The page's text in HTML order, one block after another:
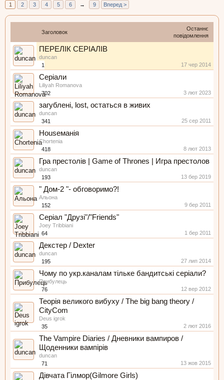
1 2 3 4 5 6 → 9 Вперед >
Заголовок
Останнє
повідомлення
ПЕРЕЛІК СЕРІАЛІВ
duncan
1
17 чер 2014
Серіали
Liliyah Romanova
702
3 лют 2023
загублені, lost, остаться в живих
duncan
341
25 сер 2011
Houseманія
Chortenia
418
8 лют 2013
Гра престолів | Game of Thrones | Игра престолов
duncan
193
13 бер 2019
" Дом-2 "- обговоримо?!
Альона
152
9 бер 2011
Серіал "Друзі"/"Friends"
Joey Tribbiani
64
1 бер 2011
Декстер / Dexter
duncan
195
27 лип 2014
Чому по укр.каналам тільке бандитські серіали?
Прибулець
76
12 вер 2012
Теорія великого вибуху / The big bang theory /
CityCom
Deus igrok
35
2 лют 2016
The Vampire Diaries / Дневники вампиров /
Щоденники вампірів
duncan
71
13 жов 2015
Дівчата Гілмор(Gilmore Girls)